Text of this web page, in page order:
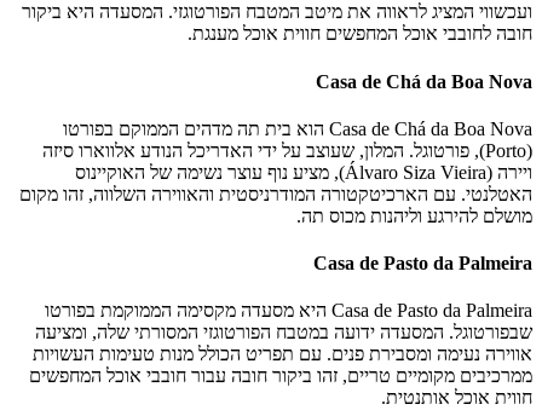
ועכשווי המציג לראווה את מיטב המטבח הפורטוגזי. המסעדה היא ביקור
חובה לחובבי אוכל המחפשים חווית אוכל מענגת.
Casa de Chá da Boa Nova
Casa de Chá da Boa Nova הוא בית תה מדהים הממוקם בפורטו
(Porto), פורטוגל. המלון, שעוצב על ידי האדריכל הנודע אלווארו סיזה
ויירה (Álvaro Siza Vieira), מציע נוף עוצר נשימה של האוקיינוס
האטלנטי. עם הארכיטקטורה המודרניסטית והאווירה השלווה, זהו מקום
מושלם להירגע וליהנות מכוס תה.
Casa de Pasto da Palmeira
Casa de Pasto da Palmeira היא מסעדה מקסימה הממוקמת בפורטו
שבפורטוגל. המסעדה ידועה במטבח הפורטוגזי המסורתי שלה, ומציעה
אווירה נעימה ומסבירת פנים. עם תפריט הכולל מנות טעימות העשויות
ממרכיבים מקומיים טריים, זהו ביקור חובה עבור חובבי אוכל המחפשים
חווית אוכל אותנטית.